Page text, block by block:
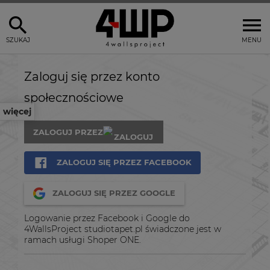
MENU
SZUKAJ
więcej
Zaloguj się przez konto
społecznościowe
ZALOGUJ PRZEZ
ZALOGUJ SIĘ PRZEZ FACEBOOK
ZALOGUJ SIĘ PRZEZ GOOGLE
Logowanie przez Facebook i Google do
4WallsProject studiotapet.pl świadczone jest w
ramach usługi Shoper ONE.